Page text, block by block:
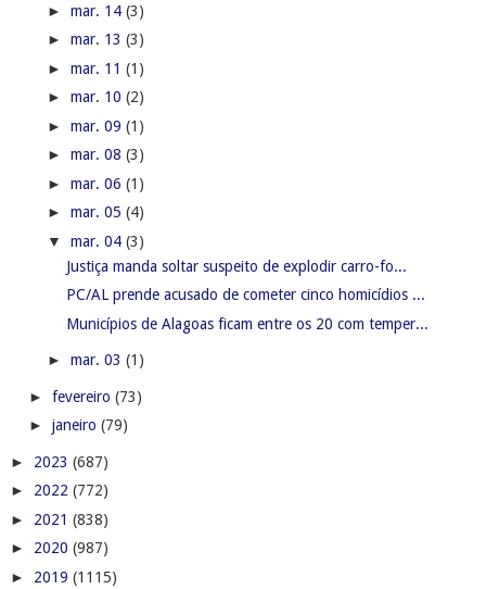
► mar. 14 (3)
► mar. 13 (3)
► mar. 11 (1)
► mar. 10 (2)
► mar. 09 (1)
► mar. 08 (3)
► mar. 06 (1)
► mar. 05 (4)
▼ mar. 04 (3)
Justiça manda soltar suspeito de explodir carro-fo...
PC/AL prende acusado de cometer cinco homicídios ...
Municípios de Alagoas ficam entre os 20 com temper...
► mar. 03 (1)
► fevereiro (73)
► janeiro (79)
► 2023 (687)
► 2022 (772)
► 2021 (838)
► 2020 (987)
► 2019 (1115)